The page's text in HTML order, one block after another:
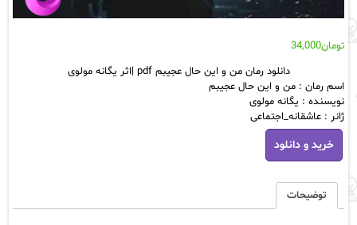
تومان34,000
دانلود رمان من و این حال عجیبم pdf |اثر یگانه مولوی
اسم رمان : من و این حال عجیبم
نویسنده : یگانه مولوی
ژانر : عاشقانه_اجتماعی
دانلود
رمان
من
حال
خرید و دانلود
توضیحات